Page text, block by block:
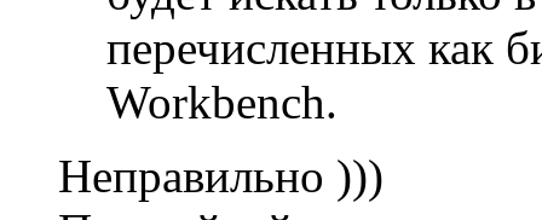
перечисленных как
Workbench.
Неправильно )))